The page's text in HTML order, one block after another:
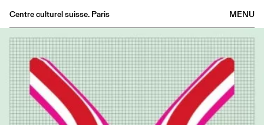
MENU
Centre culturel suisse. Paris
Agenda
Bookshop
Buvette
Archives
Medias